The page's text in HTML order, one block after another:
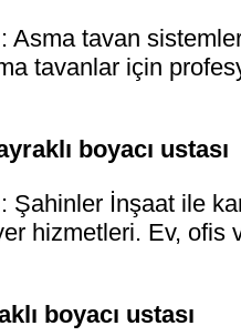
Asma tavan
tavanlar için
boyacı ustası
İnşaat ile
hizmetleri. Ev, ofis
boyacı ustası